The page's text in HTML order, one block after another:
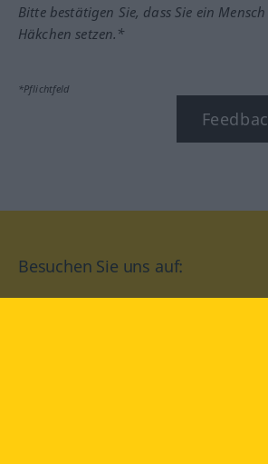
Bitte bestätigen Sie, dass Sie ein
Häkchen setzen.*
*Pflichtfeld
Besuchen Sie uns auf: